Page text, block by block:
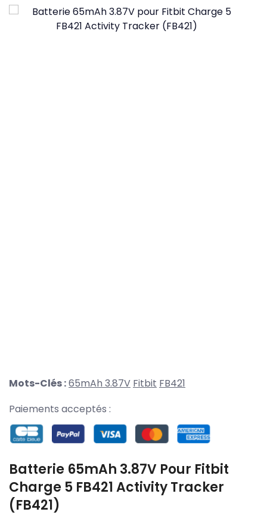
Mots-Clés :65mAh 3.87V Fitbit FB421
Paiements acceptés :
Batterie 65mAh 3.87V Pour Fitbit
Charge 5 FB421 Activity Tracker
(FB421)